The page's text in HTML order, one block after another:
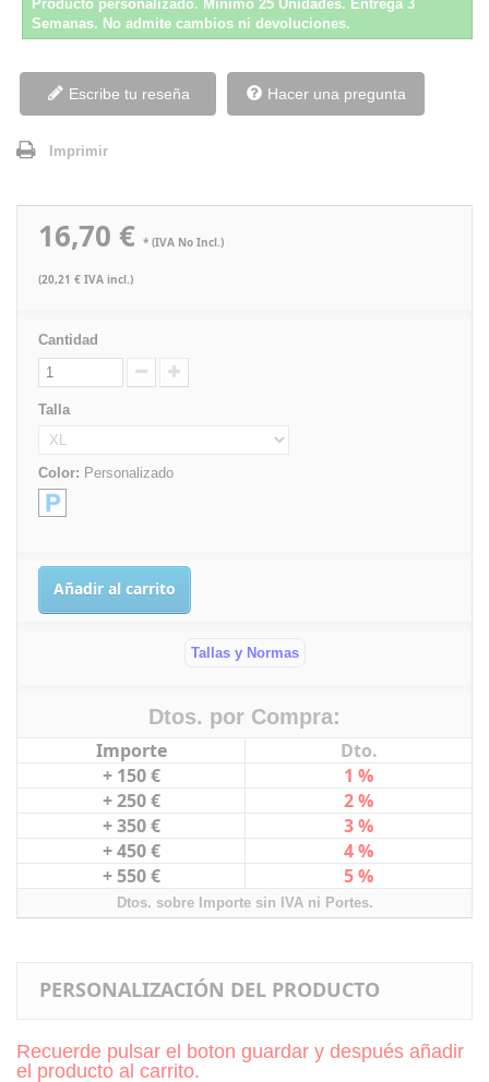
Producto personalizado. Mínimo 25 Unidades. Entrega 3
Semanas. No admite cambios ni devoluciones.
Escribe tu reseña Hacer una pregunta
Imprimir
16,70 € * (IVA No Incl.)
(20,21 € IVA incl.)
Cantidad
Talla
Color: Personalizado
Añadir al carrito
Tallas y Normas
Dtos. por Compra:
Importe
Dto.
+ 150 €
1 %
+ 250 €
2 %
+ 350 €
3 %
+ 450 €
4 %
+ 550 €
5 %
Dtos. sobre Importe sin IVA ni Portes.
PERSONALIZACIÓN DEL PRODUCTO
Recuerde pulsar el boton guardar y después añadir
el producto al carrito.